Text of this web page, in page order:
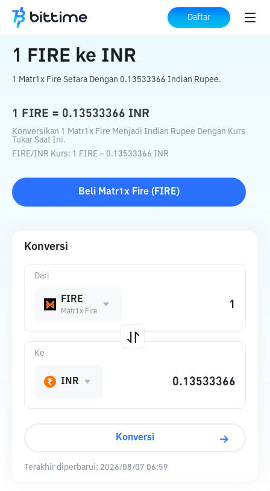
Daftar
Beranda Konverter Kripto ke INR
1 FIRE ke INR
1 Matr1x Fire Setara Dengan 0.13533366 Indian Rupee.
1 FIRE = 0.13533366 INR
Konversikan 1 Matr1x Fire Menjadi Indian Rupee Dengan Kurs
Tukar Saat Ini.
FIRE/INR Kurs: 1 FIRE = 0.13533366 INR
Beli Matr1x Fire ( FIRE)
Konversi
Dari
FIRE
Matr1x Fire
Ke
INR
Konversi
Terakhir diperbarui: 2026/08/07 06:59